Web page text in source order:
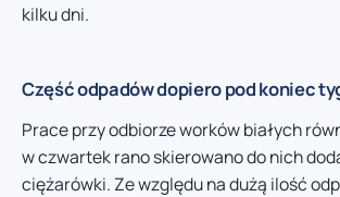
kilku dni.
Część odpadów dopiero pod koniec
Prace przy odbiorze worków białych
w czwartek rano skierowano do nich
ciężarówki. Ze względu na dużą ilość